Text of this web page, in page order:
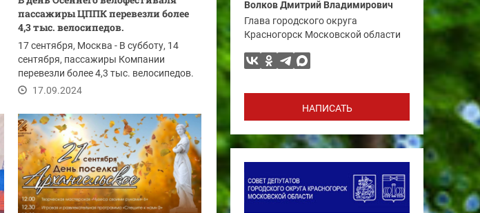
пассажиры ЦППК перевезли более
4,3 тыс. велосипедов.
17 сентября, Москва - В субботу, 14
сентября, пассажиры Компании
перевезли более 4,3 тыс. велосипедов.
В этот день в...
17.09.2024
Волков Дмитрий Владимирович
Глава городского округа
Красногорск Московской области
НАПИСАТЬ